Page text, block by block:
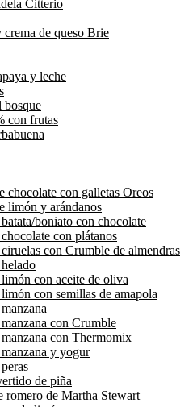
Citterio
crema de queso Brie
y leche
bosque
con frutas
chocolate con galletas Oreos
limón y arándanos
boniato con chocolate
con plátanos
con Crumble de almendras
con aceite de oliva
con semillas de amapola
con Crumble
con Thermomix
y yogur
de piña
romero de Martha Stewart